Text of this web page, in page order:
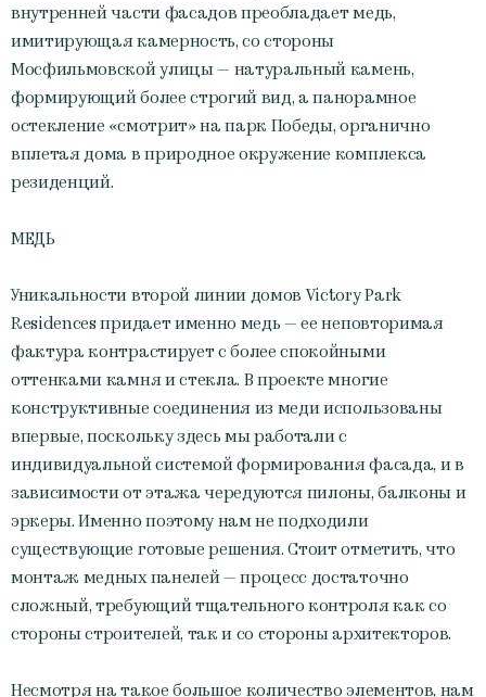
внутренней части фасадов преобладает медь,
имитирующая камерность, со стороны
Мосфильмовской улицы — натуральный камень,
формирующий более строгий вид, а панорамное
остекление «смотрит» на парк Победы, органично
вплетая дома в природное окружение комплекса
резиденций.
МЕДЬ
Уникальности второй линии домов Victory Park
Residences придает именно медь — ее неповторимая
фактура контрастирует с более спокойными
оттенками камня и стекла. В проекте многие
конструктивные соединения из меди использованы
впервые, поскольку здесь мы работали с
индивидуальной системой формирования фасада, и в
зависимости от этажа чередуются пилоны, балконы и
эркеры. Именно поэтому нам не подходили
существующие готовые решения. Стоит отметить, что
монтаж медных панелей — процесс достаточно
сложный, требующий тщательного контроля как со
стороны строителей, так и со стороны архитекторов.
Несмотря на такое большое количество элементов, нам